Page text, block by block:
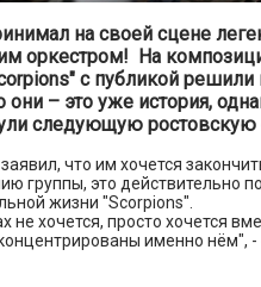
на своей сцене
оркестром! На
с публикой
они – это уже история,
следующую ростовскую
что им хочется
группы, это действительно
жизни "Scorpions".
не хочется, просто хочется
именно нём",